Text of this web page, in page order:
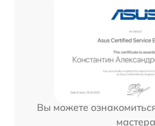
Вы можете
мастера